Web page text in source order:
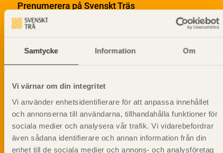
Samtycke Information Om
Vi värnar om din integritet
Vi använder enhetsidentifierare för att anpassa innehållet
och annonserna till användarna, tillhandahålla funktioner för
sociala medier och analysera vår trafik. Vi vidarebefordrar
även sådana identifierare och annan information från din
enhet till de sociala medier och annons- och analysföretag
Prenumerera på Svenskt Träs
informationsutskick!